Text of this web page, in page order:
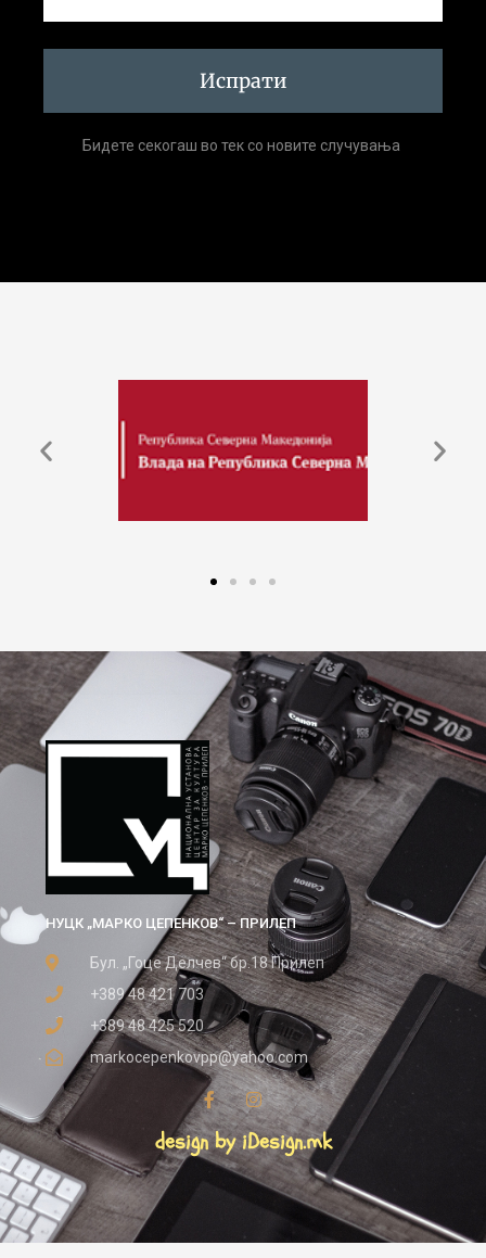
Испрати
Бидете секогаш во тек со новите случувања
НУЦК „МАРКО ЦЕПЕНКОВ“ – ПРИЛЕП
Бул. „Гоце Делчев“ бр.18 Прилеп
+389 48 421 703
+389 48 425 520
markocepenkovpp@yahoo.com
design by iDesign.mk